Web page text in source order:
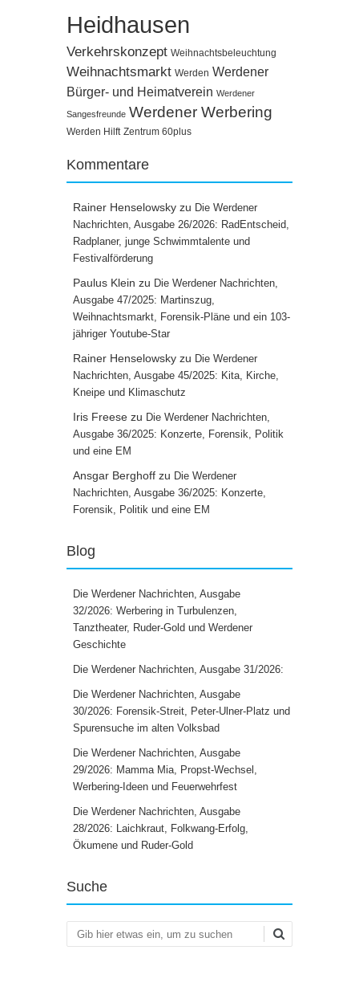
Heidhausen
Verkehrskonzept Weihnachtsbeleuchtung
Weihnachtsmarkt Werden Werdener
Bürger- und Heimatverein Werdener
Sangesfreunde Werdener Werbering
Werden Hilft Zentrum 60plus
Kommentare
Rainer Henselowsky zu Die Werdener
Nachrichten, Ausgabe 26/2026: RadEntscheid,
Radplaner, junge Schwimmtalente und
Festivalförderung
Paulus Klein zu Die Werdener Nachrichten,
Ausgabe 47/2025: Martinszug,
Weihnachtsmarkt, Forensik-Pläne und ein 103-
jähriger Youtube-Star
Rainer Henselowsky zu Die Werdener
Nachrichten, Ausgabe 45/2025: Kita, Kirche,
Kneipe und Klimaschutz
Iris Freese zu Die Werdener Nachrichten,
Ausgabe 36/2025: Konzerte, Forensik, Politik
und eine EM
Ansgar Berghoff zu Die Werdener
Nachrichten, Ausgabe 36/2025: Konzerte,
Forensik, Politik und eine EM
Blog
Die Werdener Nachrichten, Ausgabe
32/2026: Werbering in Turbulenzen,
Tanztheater, Ruder-Gold und Werdener
Geschichte
Die Werdener Nachrichten, Ausgabe 31/2026:
Die Werdener Nachrichten, Ausgabe
30/2026: Forensik-Streit, Peter-Ulner-Platz und
Spurensuche im alten Volksbad
Die Werdener Nachrichten, Ausgabe
29/2026: Mamma Mia, Propst-Wechsel,
Werbering-Ideen und Feuerwehrfest
Die Werdener Nachrichten, Ausgabe
28/2026: Laichkraut, Folkwang-Erfolg,
Ökumene und Ruder-Gold
Suche
Suchen